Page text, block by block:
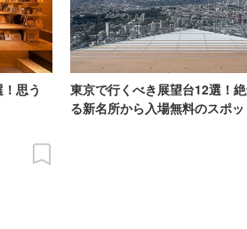
思う
東京で行くべき展望台12選！
る新名所から入場無料のスポ